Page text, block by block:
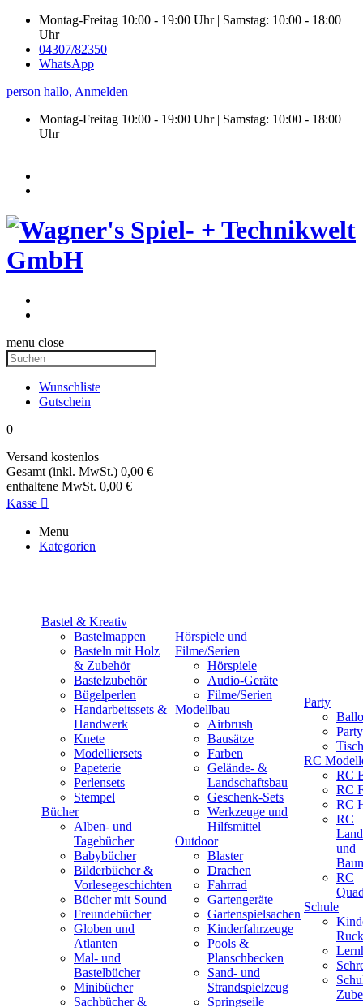
Montag-Freitag 10:00 - 19:00 Uhr | Samstag: 10:00 - 18:00
Uhr
04307/82350
WhatsApp
person hallo, Anmelden
Montag-Freitag 10:00 - 19:00 Uhr | Samstag: 10:00 - 18:00
Uhr
menu close
Wunschliste
Gutschein
0
Versand kostenlos
Gesamt (inkl. MwSt.) 0,00 €
enthaltene MwSt. 0,00 €
Kasse 
Menu
Kategorien
Bastel & Kreativ
Bastelmappen
Basteln mit Holz
& Zubehör
Bastelzubehör
Bügelperlen
Handarbeitssets &
Handwerk
Knete
Modelliersets
Papeterie
Perlensets
Stempel
Bücher
Alben- und
Tagebücher
Babybücher
Bilderbücher &
Vorlesegeschichten
Bücher mit Sound
Freundebücher
Globen und
Atlanten
Mal- und
Bastelbücher
Minibücher
Sachbücher &
Hörspiele und
Filme/Serien
Hörspiele
Audio-Geräte
Filme/Serien
Modellbau
Airbrush
Bausätze
Farben
Gelände- &
Landschaftsbau
Geschenk-Sets
Werkzeuge und
Hilfsmittel
Outdoor
Blaster
Drachen
Fahrrad
Gartengeräte
Gartenspielsachen
Kinderfahrzeuge
Pools &
Planschbecken
Sand- und
Strandspielzeug
Springseile
Party
RC
RC
RC
RC
RC
und
RC
Schule